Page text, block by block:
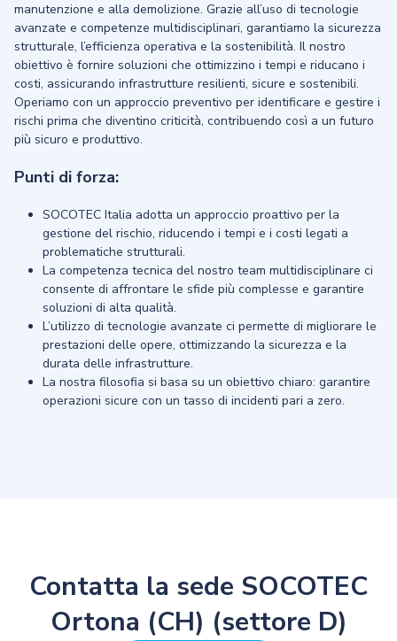
manutenzione e alla demolizione. Grazie all’uso di tecnologie
avanzate e competenze multidisciplinari, garantiamo la sicurezza
strutturale, l’efficienza operativa e la sostenibilità. Il nostro
obiettivo è fornire soluzioni che ottimizzino i tempi e riducano i
costi, assicurando infrastrutture resilienti, sicure e sostenibili.
Operiamo con un approccio preventivo per identificare e gestire i
rischi prima che diventino criticità, contribuendo così a un futuro
più sicuro e produttivo.
Punti di forza:
SOCOTEC Italia adotta un approccio proattivo per la
gestione del rischio, riducendo i tempi e i costi legati a
problematiche strutturali.
La competenza tecnica del nostro team multidisciplinare ci
consente di affrontare le sfide più complesse e garantire
soluzioni di alta qualità.
L’utilizzo di tecnologie avanzate ci permette di migliorare le
prestazioni delle opere, ottimizzando la sicurezza e la
durata delle infrastrutture.
La nostra filosofia si basa su un obiettivo chiaro: garantire
operazioni sicure con un tasso di incidenti pari a zero.
Contatta la sede SOCOTEC
Ortona (CH) (settore D)